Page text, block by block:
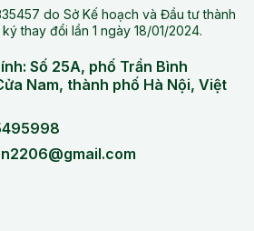
do Sở Kế hoạch và Đầu tư thành
thay đổi lần 1 ngày 18/01/2024.
Số 25A, phố Trần Bình
Nam, thành phố Hà Nội, Việt